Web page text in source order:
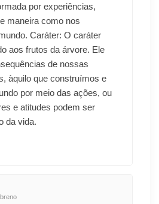
por experiências,
maneira como nos
Caráter: O caráter
aos frutos da árvore. Ele
de nossas
àquilo que construímos e
por meio das ações, ou
e atitudes podem ser
da vida.